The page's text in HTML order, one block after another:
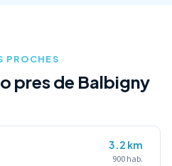
PROCHES
pres de Balbigny
3.2 km
900 hab.